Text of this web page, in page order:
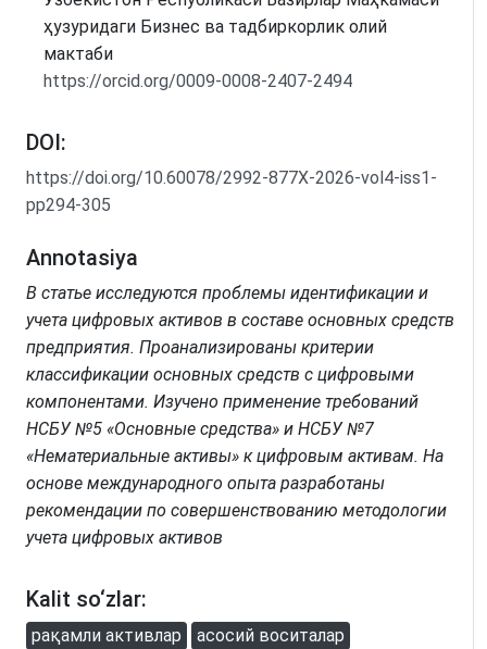
ҳузуридаги Бизнес ва тадбиркорлик олий
мактаби
https://orcid.org/0009-0008-2407-2494
DOI:
https://doi.org/10.60078/2992-877X-2026-vol4-iss1-
pp294-305
Annotasiya
В статье исследуются проблемы идентификации и
учета цифровых активов в составе основных средств
предприятия. Проанализированы критерии
классификации основных средств с цифровыми
компонентами. Изучено применение требований
НСБУ №5 «Основные средства» и НСБУ №7
«Нематериальные активы» к цифровым активам. На
основе международного опыта разработаны
рекомендации по совершенствованию методологии
учета цифровых активов
Kalit so‘zlar:
рақамли активлар
асосий воситалар